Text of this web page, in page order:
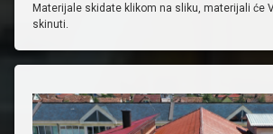
Materijale skidate klikom na sliku, materijali će
skinuti.